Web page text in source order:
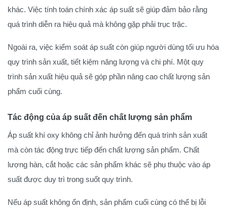
khác. Việc tính toán chính xác áp suất sẽ giúp đảm bảo rằng
quá trình diễn ra hiệu quả mà không gặp phải trục trặc.
Ngoài ra, việc kiểm soát áp suất còn giúp người dùng tối ưu hóa
quy trình sản xuất, tiết kiệm năng lượng và chi phí. Một quy
trình sản xuất hiệu quả sẽ góp phần nâng cao chất lượng sản
phẩm cuối cùng.
Tác động của áp suất đến chất lượng sản phẩm
Áp suất khí oxy không chỉ ảnh hưởng đến quá trình sản xuất
mà còn tác động trực tiếp đến chất lượng sản phẩm. Chất
lượng hàn, cắt hoặc các sản phẩm khác sẽ phụ thuộc vào áp
suất được duy trì trong suốt quy trình.
Nếu áp suất không ổn định, sản phẩm cuối cùng có thể bị lỗi